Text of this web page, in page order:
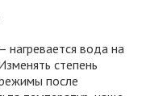
нагревается вода на
степень
после